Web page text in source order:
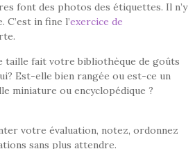
font des photos des étiquettes. Il n’y
C’est in fine l’exercice de
taille fait votre bibliothèque de goûts
Est-elle bien rangée ou est-ce un
miniature ou encyclopédique ?
votre évaluation, notez, ordonnez
sans plus attendre.